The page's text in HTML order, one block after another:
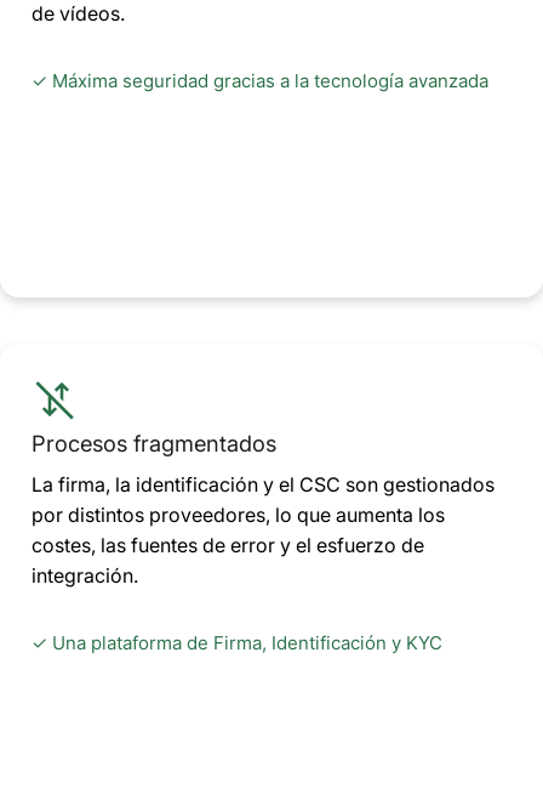
de vídeos.
✓ Máxima seguridad gracias a la tecnología avanzada
Procesos fragmentados
La firma, la identificación y el CSC son gestionados
por distintos proveedores, lo que aumenta los
costes, las fuentes de error y el esfuerzo de
integración.
✓ Una plataforma de Firma, Identificación y KYC